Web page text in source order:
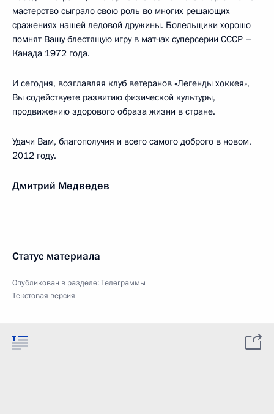
мастерство сыграло свою роль во многих решающих
сражениях нашей ледовой дружины. Болельщики хорошо
помнят Вашу блестящую игру в матчах суперсерии СССР –
Канада 1972 года.
И сегодня, возглавляя клуб ветеранов «Легенды хоккея»,
Вы содействуете развитию физической культуры,
продвижению здорового образа жизни в стране.
Удачи Вам, благополучия и всего самого доброго в новом,
2012 году.
Дмитрий Медведев
Статус материала
Опубликован в разделе:Телеграммы
Текстовая версия